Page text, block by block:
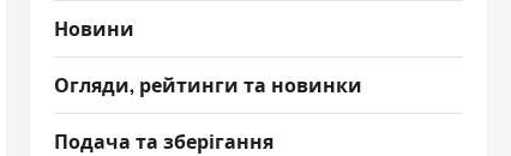
Новини
Огляди, рейтинги та новинки
Подача та зберігання